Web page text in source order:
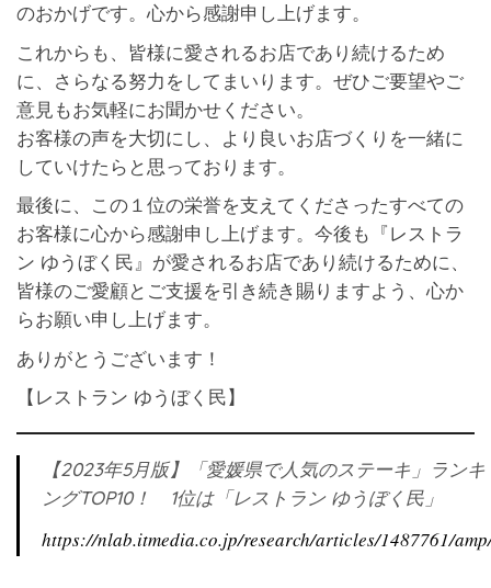
のおかげです。心から感謝申し上げます。
これからも、皆様に愛されるお店であり続けるため
に、さらなる努力をしてまいります。ぜひご要望やご
意見もお気軽にお聞かせください。
お客様の声を大切にし、より良いお店づくりを一緒に
していけたらと思っております。
最後に、この１位の栄誉を支えてくださったすべての
お客様に心から感謝申し上げます。今後も『レストラ
ン ゆうぼく民』が愛されるお店であり続けるために、
皆様のご愛顧とご支援を引き続き賜りますよう、心か
らお願い申し上げます。
ありがとうございます！
【レストラン ゆうぼく民】
【2023年5月版】「愛媛県で人気のステーキ」ランキ
ングTOP10！ 1位は「レストラン ゆうぼく民」
https://nlab.itmedia.co.jp/research/articles/1487761/